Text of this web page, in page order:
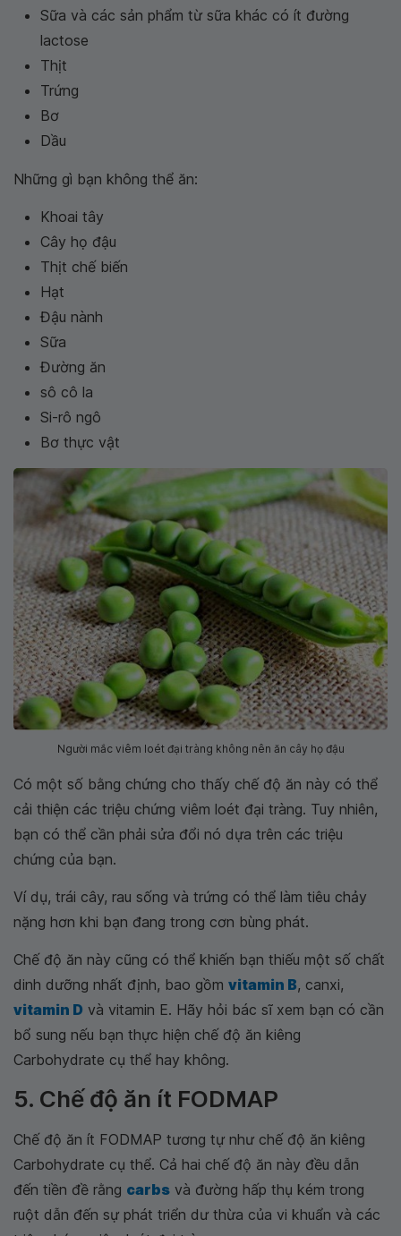
Sữa và các sản phẩm từ sữa khác có ít đường
lactose
Thịt
Trứng
Bơ
Dầu
Những gì bạn không thể ăn:
Khoai tây
Cây họ đậu
Thịt chế biến
Hạt
Đậu nành
Sữa
Đường ăn
sô cô la
Si-rô ngô
Bơ thực vật
Người mắc viêm loét đại tràng không nên ăn cây họ đậu
Có một số bằng chứng cho thấy chế độ ăn này có thể
cải thiện các triệu chứng viêm loét đại tràng. Tuy nhiên,
bạn có thể cần phải sửa đổi nó dựa trên các triệu
chứng của bạn.
Ví dụ, trái cây, rau sống và trứng có thể làm tiêu chảy
nặng hơn khi bạn đang trong cơn bùng phát.
Chế độ ăn này cũng có thể khiến bạn thiếu một số chất
dinh dưỡng nhất định, bao gồm vitamin B, canxi,
vitamin D và vitamin E. Hãy hỏi bác sĩ xem bạn có cần
bổ sung nếu bạn thực hiện chế độ ăn kiêng
Carbohydrate cụ thể hay không.
5. Chế độ ăn ít FODMAP
Chế độ ăn ít FODMAP tương tự như chế độ ăn kiêng
Carbohydrate cụ thể. Cả hai chế độ ăn này đều dẫn
đến tiền đề rằng carbs và đường hấp thụ kém trong
ruột dẫn đến sự phát triển dư thừa của vi khuẩn và các